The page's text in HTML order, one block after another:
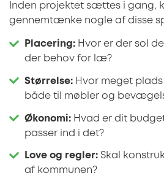
Inden projektet sættes i gang,
gennemtænke nogle af disse
Placering: Hvor er der sol
der behov for læ?
Størrelse: Hvor meget
både til møbler og
Økonomi: Hvad er dit
passer ind i det?
Love og regler: Skal
af kommunen?